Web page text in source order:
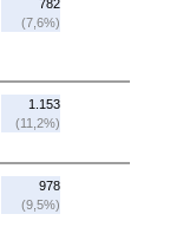
782
(7,6%)
1.153
(11,2%)
978
(9,5%)